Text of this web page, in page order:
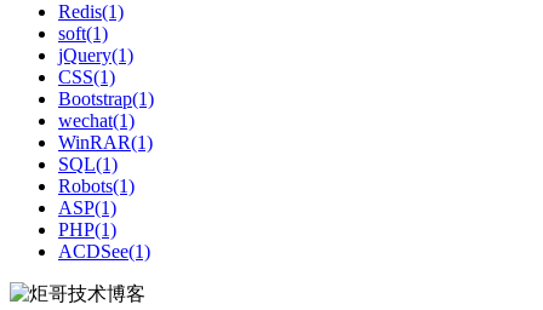
Redis(1)
soft(1)
jQuery(1)
CSS(1)
Bootstrap(1)
wechat(1)
WinRAR(1)
SQL(1)
Robots(1)
ASP(1)
PHP(1)
ACDSee(1)